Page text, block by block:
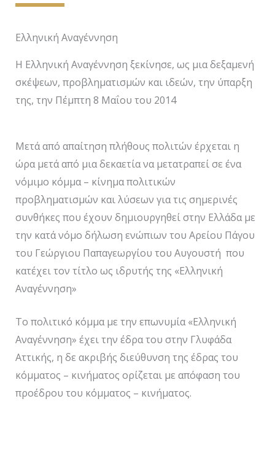
Ελληνική Αναγέννηση
Η Ελληνική Αναγέννηση ξεκίνησε, ως μια δεξαμενή
σκέψεων, προβληματισμών και ιδεών, την ύπαρξη
της, την Πέμπτη 8 Μαΐου του 2014
Μετά από απαίτηση πλήθους πολιτών έρχεται η
ώρα μετά από μια δεκαετία να μετατραπεί σε ένα
νόμιμο κόμμα – κίνημα πολιτικών
προβληματισμών και λύσεων για τις σημερινές
συνθήκες που έχουν δημιουργηθεί στην Ελλάδα με
την κατά νόμο δήλωση ενώπιων του Αρείου Πάγου
του Γεώργιου Παπαγεωργίου του Αυγουστή που
κατέχει τον τίτλο ως ιδρυτής της «Ελληνική
Αναγέννηση»
Το πολιτικό κόμμα με την επωνυμία «Ελληνική
Αναγέννηση» έχει την έδρα του στην Γλυφάδα
Αττικής, η δε ακριβής διεύθυνση της έδρας του
κόμματος – κινήματος ορίζεται με απόφαση του
προέδρου του κόμματος – κινήματος.